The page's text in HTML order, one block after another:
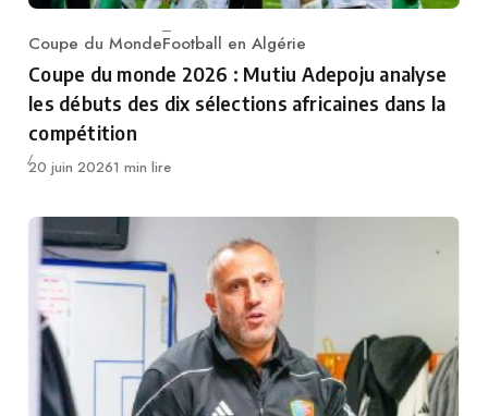
Category
Coupe du MondeFootball en Algérie
Coupe du monde 2026 : Mutiu Adepoju analyse
les débuts des dix sélections africaines dans la
compétition
Publié
20 juin 20261 min lire